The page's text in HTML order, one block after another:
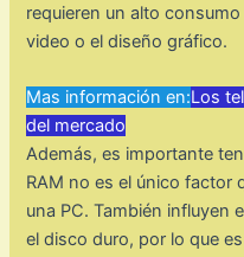
requieren un alto
video o el diseño gráfico.
Mas información en:Los
del mercado
Además, es importante
RAM no es el único factor
una PC. También influyen
el disco duro, por lo que